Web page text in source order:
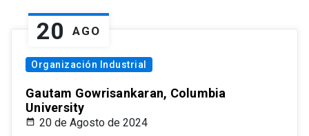
20 AGO
Organización Industrial
Gautam Gowrisankaran, Columbia
University
20 de Agosto de 2024